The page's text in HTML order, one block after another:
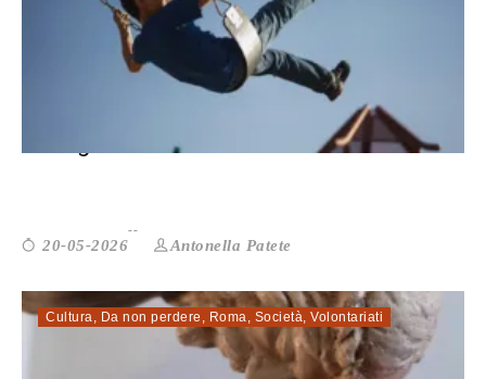
Accoglienza dei minori in comunità: c...
20-05-2026 Antonella Patete
Cultura, Da non perdere , Roma, Società, Volontariati